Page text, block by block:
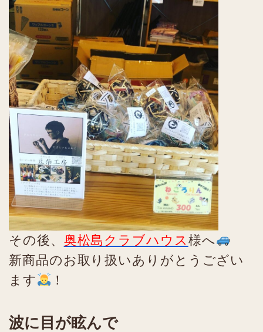
その後、 奥松島クラブハウス様へ
新商品のお取り扱いありがとうござい
ます
！
波に目が眩んで